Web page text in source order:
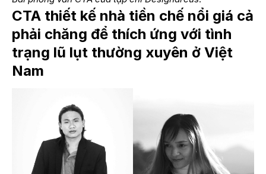
CTA thiết kế nhà tiền chế nổi giá cả
phải chăng để thích ứng với tình
trạng lũ lụt thường xuyên ở Việt
Nam